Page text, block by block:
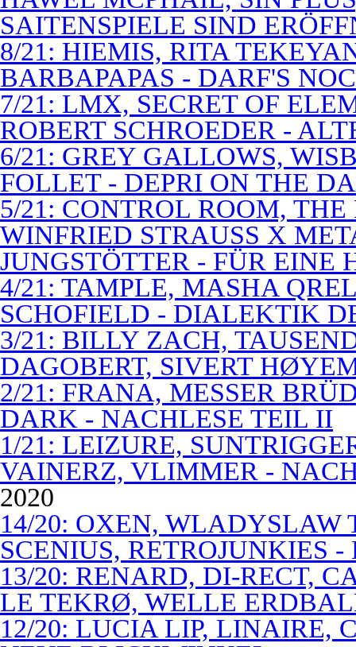
SAITENSPIELE SIND
8/21: HIEMIS, RITA
BARBAPAPAS - DARF'S
7/21: LMX, SECRET OF
ROBERT SCHROEDER -
6/21: GREY GALLOWS,
FOLLET - DEPRI ON THE
5/21: CONTROL ROOM,
WINFRIED STRAUSS X
JUNGSTÖTTER - FÜR EINE
4/21: TAMPLE, MASHA
SCHOFIELD - DIALEKTIK
3/21: BILLY ZACH,
DAGOBERT, SIVERT
2/21: FRANA, MESSER
DARK - NACHLESE TEIL II
1/21: LEIZURE,
VAINERZ, VLIMMER -
2020
14/20: OXEN, WLADYSLAW
SCENIUS, RETROJUNKIES
13/20: RENARD, DI-RECT,
LE TEKRØ, WELLE
12/20: LUCIA LIP, LINAIRE,